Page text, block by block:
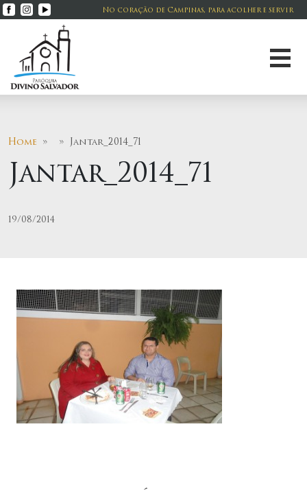
No coração de Campinas, para acolher e servir
Home » » Jantar_2014_71
Jantar_2014_71
19/08/2014